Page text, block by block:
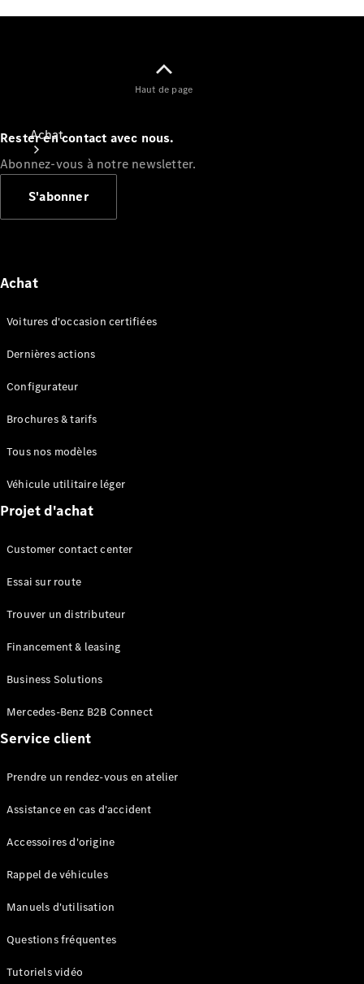
Achat
stock de
neuves
un
d’occasion
Fleet &
Sales
Brochures
et tarifs
essai sur
Leasing &
Extras
Contrats de
Pièces et
Pneus et
Accessoires
Haut de page
Rester en contact avec nous.
Abonnez-vous à notre newsletter.
S'abonner
Achat
Voitures d'occasion certifiées
Dernières actions
Configurateur
Brochures & tarifs
Tous nos modèles
Véhicule utilitaire léger
Projet d'achat
Customer contact center
Essai sur route
Trouver un distributeur
Financement & leasing
Business Solutions
Mercedes-Benz B2B Connect
Service client
Prendre un rendez-vous en atelier
Assistance en cas d'accident
Accessoires d'origine
Rappel de véhicules
Manuels d'utilisation
Questions fréquentes
Tutoriels vidéo